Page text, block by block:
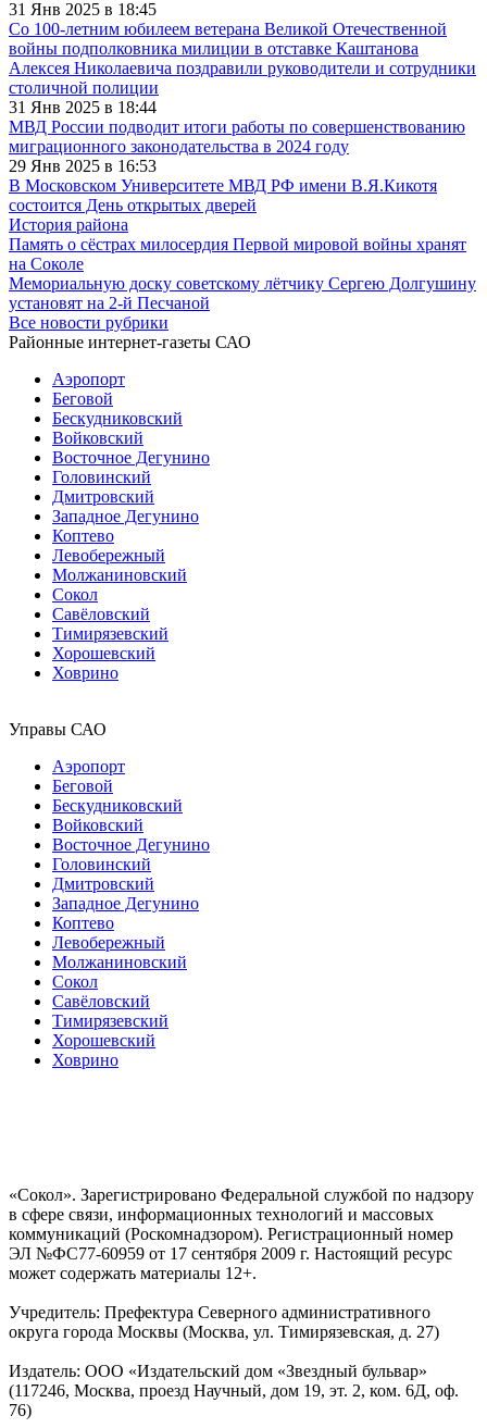
31 Янв 2025 в 18:45
Со 100-летним юбилеем ветерана Великой Отечественной
войны подполковника милиции в отставке Каштанова
Алексея Николаевича поздравили руководители и сотрудники
столичной полиции
31 Янв 2025 в 18:44
МВД России подводит итоги работы по совершенствованию
миграционного законодательства в 2024 году
29 Янв 2025 в 16:53
В Московском Университете МВД РФ имени В.Я.Кикотя
состоится День открытых дверей
История района
Память о сёстрах милосердия Первой мировой войны хранят
на Соколе
Мемориальную доску советскому лётчику Сергею Долгушину
установят на 2-й Песчаной
Все новости рубрики
Районные интернет-газеты САО
Аэропорт
Беговой
Бескудниковский
Войковский
Восточное Дегунино
Головинский
Дмитровский
Западное Дегунино
Коптево
Левобережный
Молжаниновский
Сокол
Савёловский
Тимирязевский
Хорошевский
Ховрино
Управы САО
Аэропорт
Беговой
Бескудниковский
Войковский
Восточное Дегунино
Головинский
Дмитровский
Западное Дегунино
Коптево
Левобережный
Молжаниновский
Сокол
Савёловский
Тимирязевский
Хорошевский
Ховрино
«Сокол». Зарегистрировано Федеральной службой по надзору
в сфере связи, информационных технологий и массовых
коммуникаций (Роскомнадзором). Регистрационный номер
ЭЛ №ФС77-60959 от 17 сентября 2009 г. Настоящий ресурс
может содержать материалы 12+.
Учредитель: Префектура Северного административного
округа города Москвы (Москва, ул. Тимирязевская, д. 27)
Издатель: ООО «Издательский дом «Звездный бульвар»
(117246, Москва, проезд Научный, дом 19, эт. 2, ком. 6Д, оф.
76)